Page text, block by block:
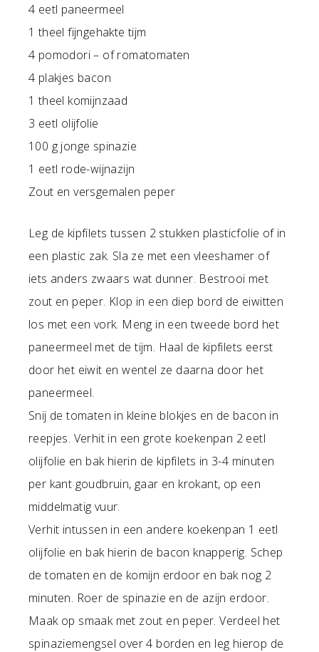
4 eetl paneermeel
1 theel fijngehakte tijm
4 pomodori – of romatomaten
4 plakjes bacon
1 theel komijnzaad
3 eetl olijfolie
100 g jonge spinazie
1 eetl rode-wijnazijn
Zout en versgemalen peper
Leg de kipfilets tussen 2 stukken plasticfolie of in
een plastic zak. Sla ze met een vleeshamer of
iets anders zwaars wat dunner. Bestrooi met
zout en peper. Klop in een diep bord de eiwitten
los met een vork. Meng in een tweede bord het
paneermeel met de tijm. Haal de kipfilets eerst
door het eiwit en wentel ze daarna door het
paneermeel.
Snij de tomaten in kleine blokjes en de bacon in
reepjes. Verhit in een grote koekenpan 2 eetl
olijfolie en bak hierin de kipfilets in 3-4 minuten
per kant goudbruin, gaar en krokant, op een
middelmatig vuur.
Verhit intussen in een andere koekenpan 1 eetl
olijfolie en bak hierin de bacon knapperig. Schep
de tomaten en de komijn erdoor en bak nog 2
minuten. Roer de spinazie en de azijn erdoor.
Maak op smaak met zout en peper. Verdeel het
spinaziemengsel over 4 borden en leg hierop de